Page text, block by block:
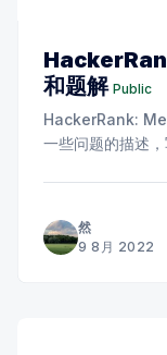
和题解 Public
HackerRank:
一些问题的描述
然
9 8月 2022